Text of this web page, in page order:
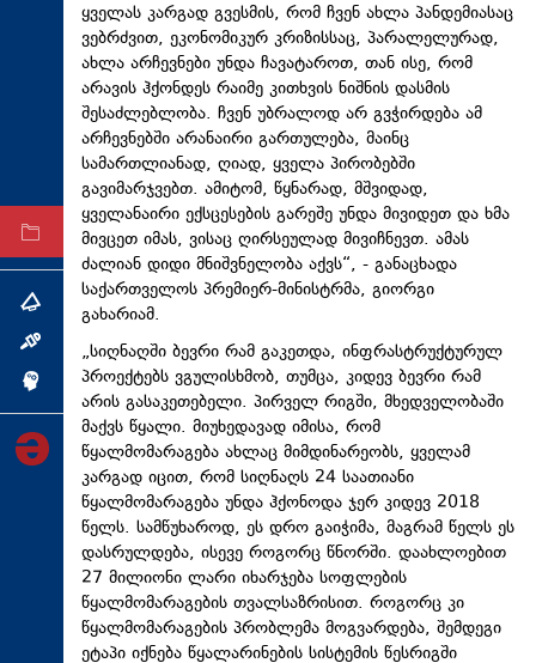
რეგიონი
კულტურა
სპორტი
ტექნოლოგიები
არქივი
ინტერვიუ
ინქვიზიცია
ყველას კარგად გვესმის, რომ ჩვენ ახლა პანდემიასაც
ვებრძვით, ეკონომიკურ კრიზისსაც, პარალელურად,
ახლა არჩევნები უნდა ჩავატაროთ, თან ისე, რომ
არავის ჰქონდეს რაიმე კითხვის ნიშნის დასმის
შესაძლებლობა. ჩვენ უბრალოდ არ გვჭირდება ამ
არჩევნებში არანაირი გართულება, მაინც
სამართლიანად, ღიად, ყველა პირობებში
გავიმარჯვებთ. ამიტომ, წყნარად, მშვიდად,
ყველანაირი ექსცესების გარეშე უნდა მივიდეთ და ხმა
მივცეთ იმას, ვისაც ღირსეულად მივიჩნევთ. ამას
ძალიან დიდი მნიშვნელობა აქვს“, - განაცხადა
საქართველოს პრემიერ-მინისტრმა, გიორგი
გახარიამ.
„სიღნაღში ბევრი რამ გაკეთდა, ინფრასტრუქტურულ
პროექტებს ვგულისხმობ, თუმცა, კიდევ ბევრი რამ
არის გასაკეთებელი. პირველ რიგში, მხედველობაში
მაქვს წყალი. მიუხედავად იმისა, რომ
წყალმომარაგება ახლაც მიმდინარეობს, ყველამ
კარგად იცით, რომ სიღნაღს 24 საათიანი
წყალმომარაგება უნდა ჰქონოდა ჯერ კიდევ 2018
წელს. სამწუხაროდ, ეს დრო გაიჭიმა, მაგრამ წელს ეს
დასრულდება, ისევე როგორც წნორში. დაახლოებით
27 მილიონი ლარი იხარჯება სოფლების
წყალმომარაგების თვალსაზრისით. როგორც კი
წყალმომარაგების პრობლემა მოგვარდება, შემდეგი
ეტაპი იქნება წყალარინების სისტემის წესრიგში